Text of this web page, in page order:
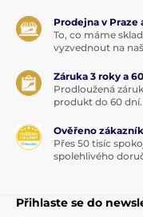
Prodejna v Praze
To, co máme
vyzvednout na
Záruka 3 roky a
Prodloužená
produkt do 60 dní.
Ověřeno
Přes 50 tisíc
spolehlivého
Přihlaste se do